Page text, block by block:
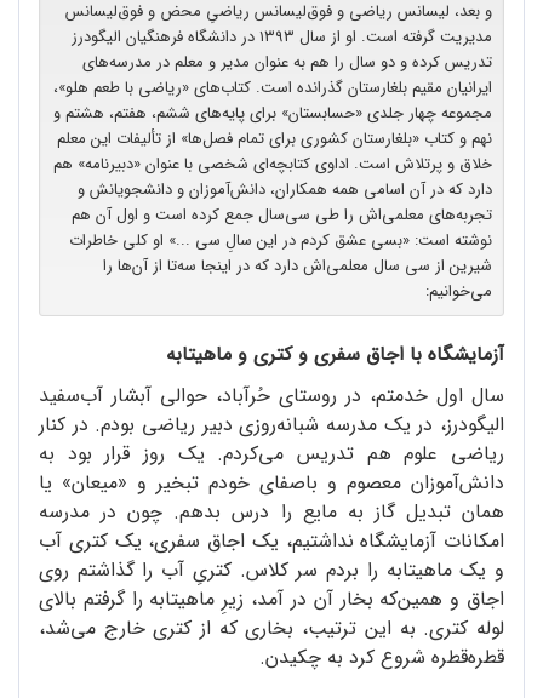
و بعد، لیسانس ریاضی و فوق‌لیسانس ریاضیِ محض و فوق‌لیسانس
مدیریت گرفته است. او از سال ۱۳۹۳ در دانشگاه فرهنگیان الیگودرز
تدریس کرده و دو سال را هم به عنوان مدیر و معلم در مدرسه‌های
ایرانیان مقیم بلغارستان گذرانده است. کتاب‌های «ریاضی با طعم هلو»،
مجموعه چهار جلدی «حسابستان» برای پایه‌های ششم، هفتم، هشتم و
نهم و کتاب «بلغارستان کشوری برای تمام فصل‌ها» از تألیفات این معلم
خلاق و پر‌تلاش است. اداوی کتابچه‌ای شخصی با عنوان «دبیر‌نامه» هم
دارد که در آن اسامی همه همکاران، دانش‌آموزان و دانشجویانش و
تجربه‌های معلمی‌اش را طی سی‌سال جمع کرده است و اول آن هم
نوشته است: «بسی عشق کردم در این سالِ سی ...» او کلی خاطرات
شیرین از سی سال معلمی‌اش دارد که در اینجا سه‌تا از آن‌ها را
می‌خوانیم:
آزمایشگاه با اجاق سفری و کتری و ماهیتابه
سال اول خدمتم، در روستای حُر‌آباد، حوالی آبشار آب‌سفید
الیگودرز، در یک مدرسه شبانه‌روزی دبیر ریاضی بودم. در کنار
ریاضی علوم هم تدریس می‌کردم. یک روز قرار بود به
دانش‌آموزان معصوم و با‌صفای خودم تبخیر و «میعان» یا
همان تبدیل گاز به مایع را درس بدهم. چون در مدرسه
امکانات آزمایشگاه نداشتیم، یک اجاق سفری، یک کتری آب
و یک ماهیتابه را بردم سر کلاس. کتریِ آب را گذاشتم روی
اجاق و همین‌که بخار آن در آمد، زیرِ ماهیتابه را گرفتم بالای
لوله کتری. به این ترتیب، بخاری که از کتری خارج می‌شد،
قطره‌قطره شروع کرد به چکیدن.